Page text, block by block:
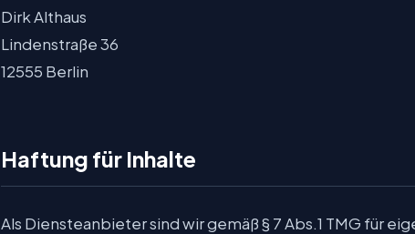
Dirk Althaus
Lindenstraße 36
12555 Berlin
Haftung für Inhalte
Als Diensteanbieter sind wir gemäß § 7 Abs.1 TMG für